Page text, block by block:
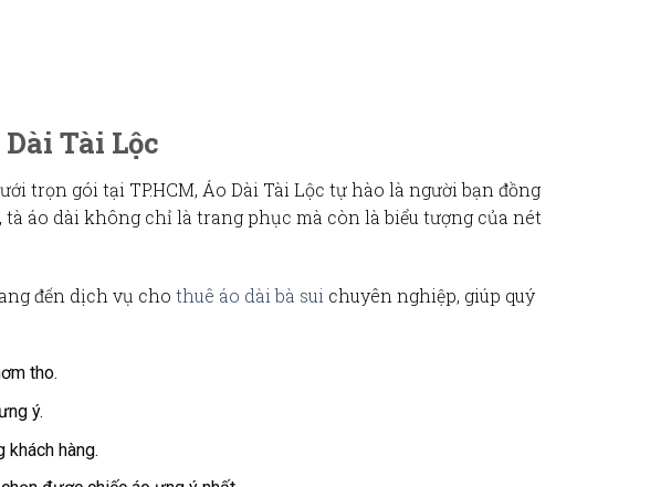
Tài Lộc
trọn gói tại TP.HCM, Áo Dài Tài Lộc tự hào là người bạn đồng
áo dài không chỉ là trang phục mà còn là biểu tượng của nét
đến dịch vụ cho thuê áo dài bà sui chuyên nghiệp, giúp quý
tho.
ý.
hàng.